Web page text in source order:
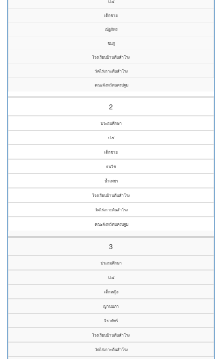
ป.๔
เด็กชาย
ณัฐภัทร
ชมภู
โรงเรียนบ้านต้นสำโรง
วัดไร่เกาะต้นสำโรง
คณะจังหวัดนครปฐม
2
ประถมศึกษา
ป.๕
เด็กชาย
ธนวิช
น้ำเพชร
โรงเรียนบ้านต้นสำโรง
วัดไร่เกาะต้นสำโรง
คณะจังหวัดนครปฐม
3
ประถมศึกษา
ป.๔
เด็กหญิง
ญานปภา
จิราพัชร์
โรงเรียนบ้านต้นสำโรง
วัดไร่เกาะต้นสำโรง